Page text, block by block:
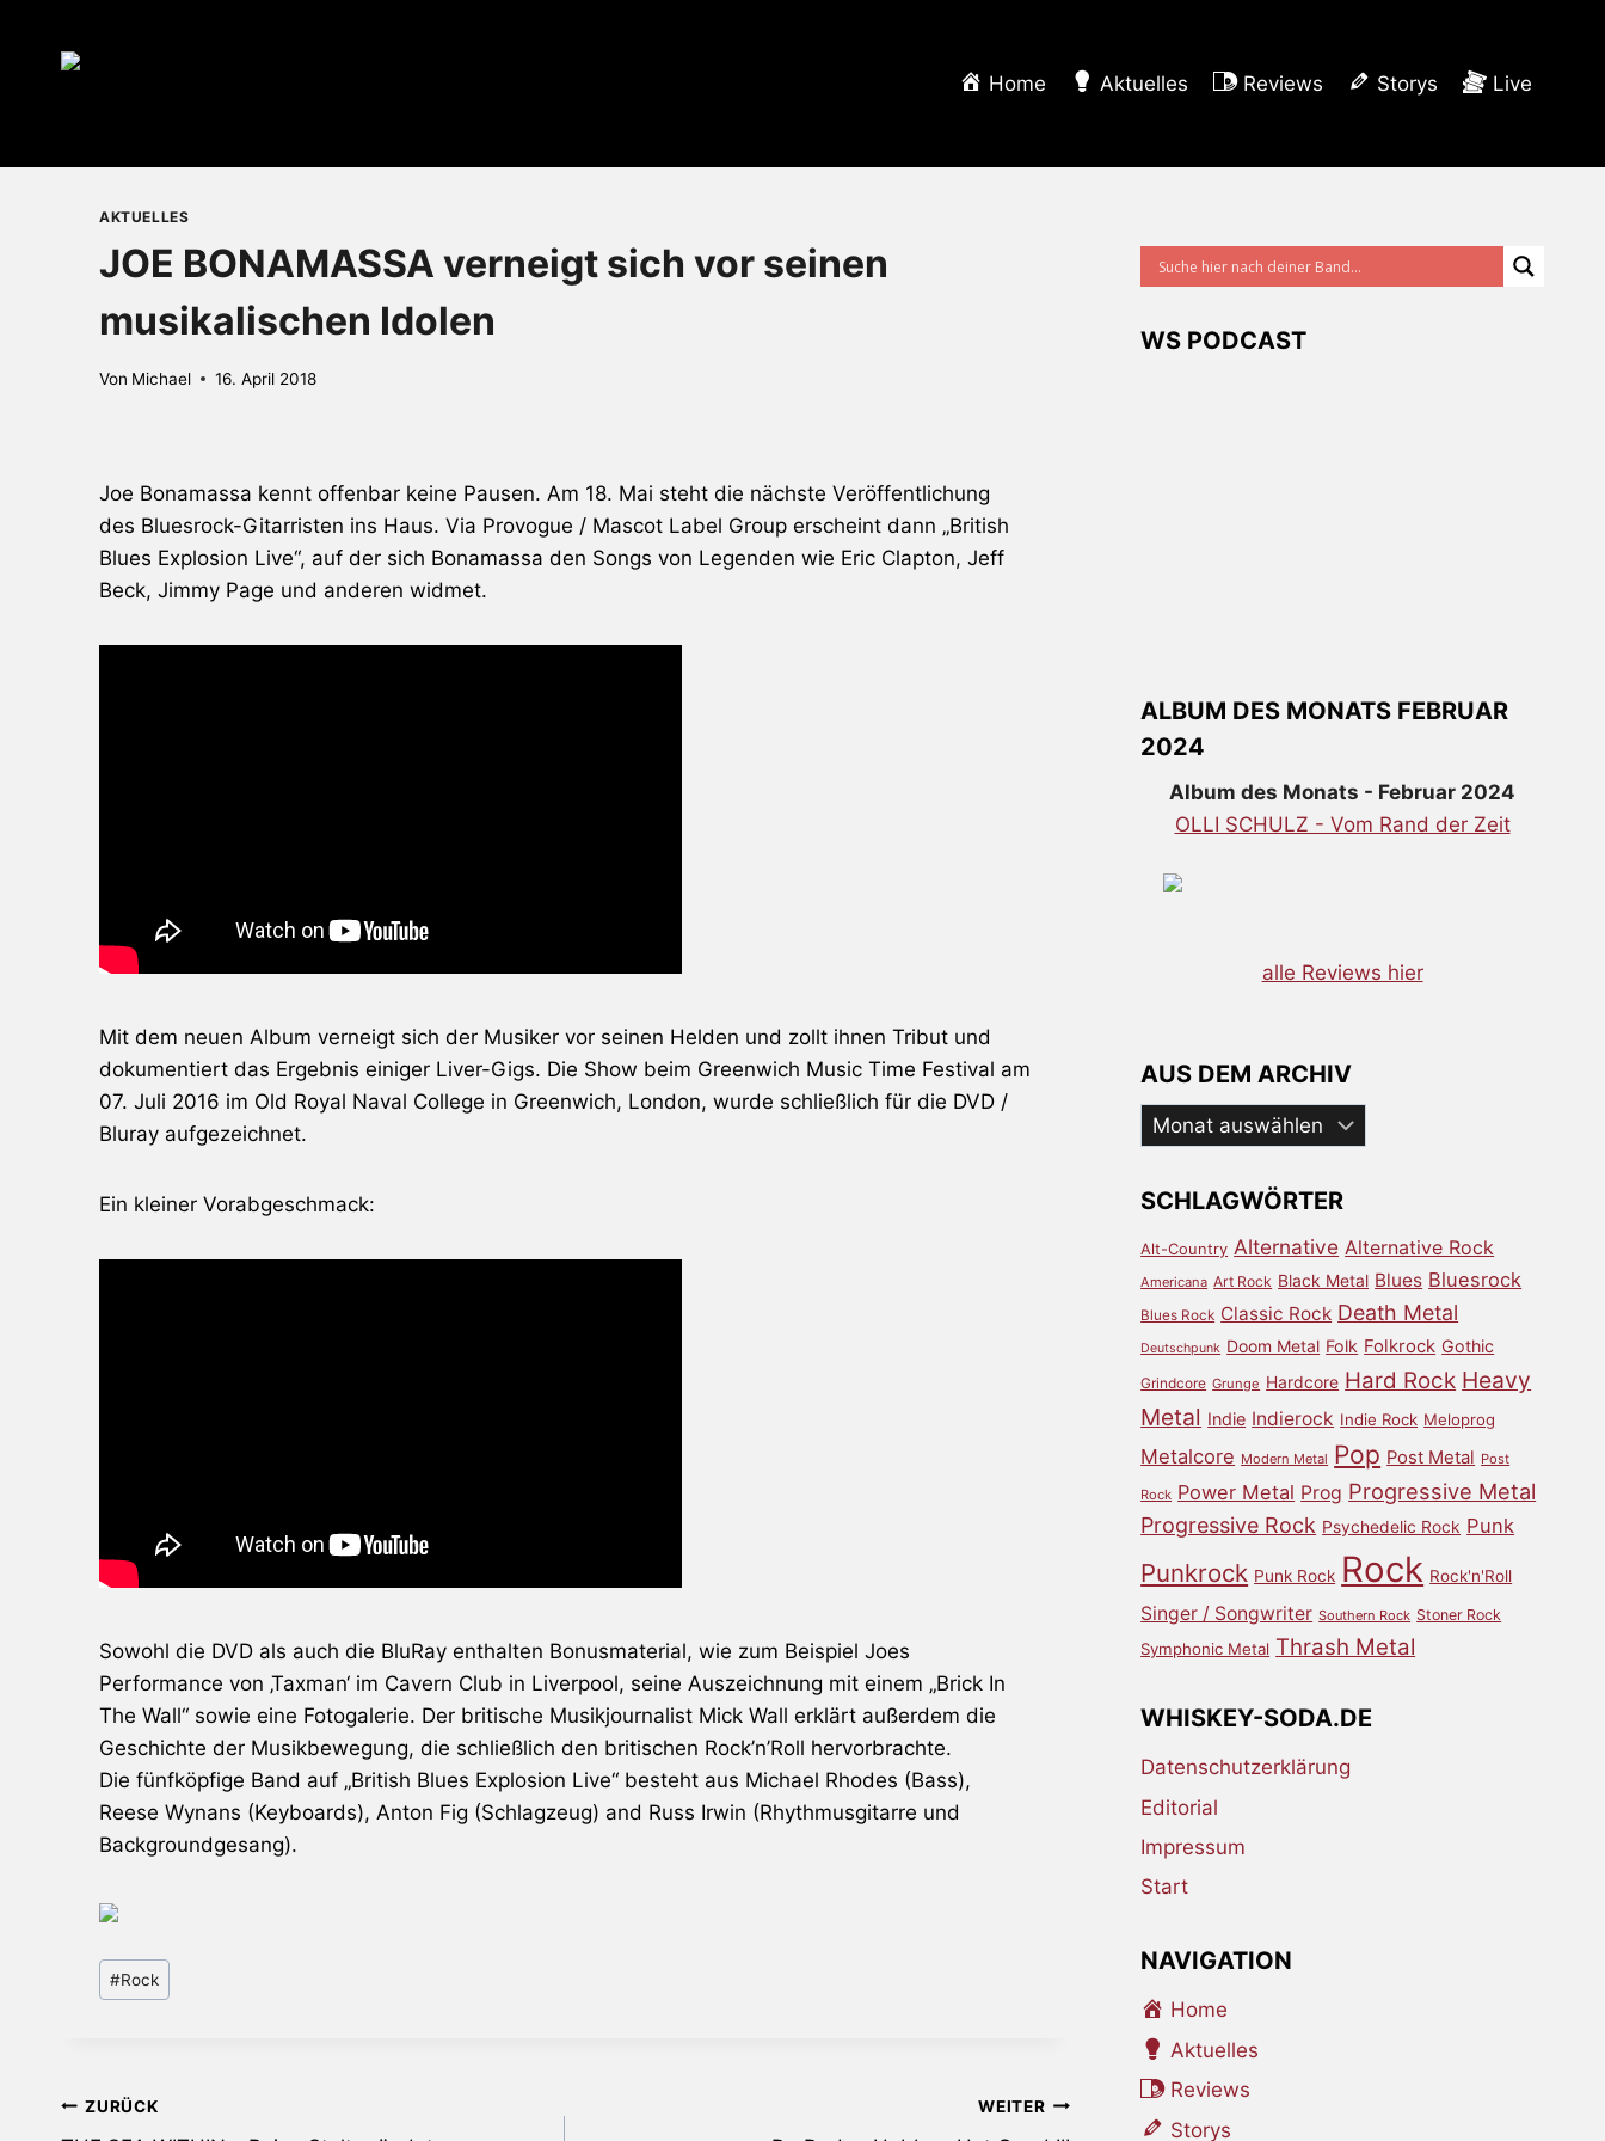
Home Aktuelles Reviews Storys Live
AKTUELLES
JOE BONAMASSA verneigt sich vor seinen
musikalischen Idolen
Von Michael 16. April 2018
Joe Bonamassa kennt offenbar keine Pausen. Am 18. Mai steht die nächste Veröffentlichung
des Bluesrock-Gitarristen ins Haus. Via Provogue / Mascot Label Group erscheint dann „British
Blues Explosion Live“, auf der sich Bonamassa den Songs von Legenden wie Eric Clapton, Jeff
Beck, Jimmy Page und anderen widmet.
Mit dem neuen Album verneigt sich der Musiker vor seinen Helden und zollt ihnen Tribut und
dokumentiert das Ergebnis einiger Liver-Gigs. Die Show beim Greenwich Music Time Festival am
07. Juli 2016 im Old Royal Naval College in Greenwich, London, wurde schließlich für die DVD /
Bluray aufgezeichnet.
Ein kleiner Vorabgeschmack:
Sowohl die DVD als auch die BluRay enthalten Bonusmaterial, wie zum Beispiel Joes
Performance von ‚Taxman‘ im Cavern Club in Liverpool, seine Auszeichnung mit einem „Brick In
The Wall“ sowie eine Fotogalerie. Der britische Musikjournalist Mick Wall erklärt außerdem die
Geschichte der Musikbewegung, die schließlich den britischen Rock’n’Roll hervorbrachte.
Die fünfköpfige Band auf „British Blues Explosion Live“ besteht aus Michael Rhodes (Bass),
Reese Wynans (Keyboards), Anton Fig (Schlagzeug) and Russ Irwin (Rhythmusgitarre und
Backgroundgesang).
Schlagworte:
#Rock
Beitragsnavigation
ZURÜCK WEITER
WS PODCAST
ALBUM DES MONATS FEBRUAR
2024
Album des Monats - Februar 2024
OLLI SCHULZ - Vom Rand der Zeit
alle Reviews hier
AUS DEM ARCHIV
Aus
dem
SCHLAGWÖRTER
Alt-Country Alternative Alternative Rock
Americana Art Rock Black Metal Blues Bluesrock
Blues Rock Classic Rock Death Metal
Deutschpunk Doom Metal Folk Folkrock Gothic
Grindcore Grunge Hardcore Hard Rock Heavy
Metal Indie Indierock Indie Rock Meloprog
Metalcore Modern Metal Pop Post Metal Post
Rock Power Metal Prog Progressive Metal
Progressive Rock Psychedelic Rock Punk
Punkrock Punk Rock Rock Rock'n'Roll
Singer / Songwriter Southern Rock Stoner Rock
Symphonic Metal Thrash Metal
WHISKEY-SODA.DE
Datenschutzerklärung
Editorial
Impressum
Start
NAVIGATION
Home
Aktuelles
Reviews
Storys